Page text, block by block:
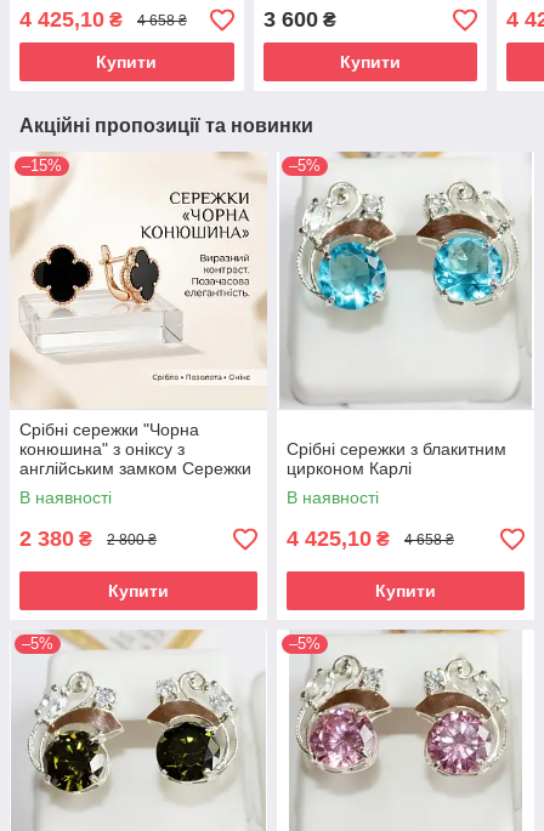
4 425,10 ₴ 4 658 ₴
Купити
3 600₴
Купити
4
Акційні пропозиції та новинки
–15%
Срібні сережки "Чорна
конюшина" з оніксу з
англійським замком Сережки
срібло жіночі
В наявності
2 380 ₴ 2 800 ₴
Купити
–5%
Срібні сережки з блакитним
цирконом Карлі
В наявності
4 425,10 ₴ 4 658 ₴
Купити
–5% –5%